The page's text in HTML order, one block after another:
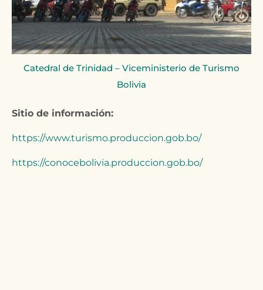
Catedral de Trinidad – Viceministerio de Turismo
Bolivia
Sitio de información:
https://www.turismo.produccion.gob.bo/
https://conocebolivia.produccion.gob.bo/